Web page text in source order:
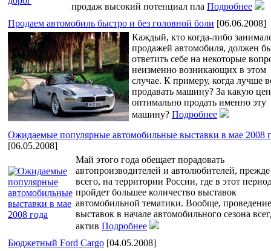
продаж высокий потенциал пла Подробнее
Продаем автомобиль быстро и без головной боли [06.06.2008]
Каждый, кто когда-либо
продажей автомобиля, должен
ответить себе на некоторые
неизменно возникающих в этом
случае. К примеру, когда лучше
продавать машину? За какую
оптимально продать именно эту
машину? Подробнее
Ожидаемые популярные автомобильные выставки в мае 2008
[06.05.2008]
Май этого года обещает порадовать
автопроизводителей и автолюбителей, прежде
всего, на территории России, где в этот
пройдет большее количество выставок
автомобильной тематики. Вообще, проведение
выставок в начале автомобильного сезона
актив Подробнее
Бюджетный Ford Cargo [04.05.2008]